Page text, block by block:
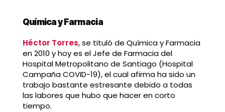
Química y Farmacia
Héctor Torres, se tituló de Química y Farmacia
en 2010 y hoy es el Jefe de Farmacia del
Hospital Metropolitano de Santiago (Hospital
Campaña COVID-19), el cual afirma ha sido un
trabajo bastante estresante debido a todas
las labores que hubo que hacer en corto
tiempo.